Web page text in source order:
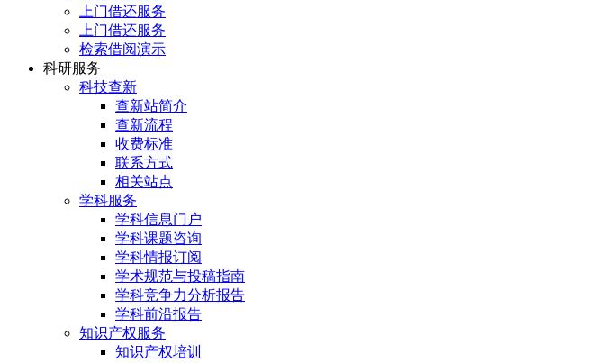
上门借还服务
上门借还服务
检索借阅演示
科研服务
科技查新
查新站简介
查新流程
收费标准
联系方式
相关站点
学科服务
学科信息门户
学科课题咨询
学科情报订阅
学术规范与投稿指南
学科竞争力分析报告
学科前沿报告
知识产权服务
知识产权培训